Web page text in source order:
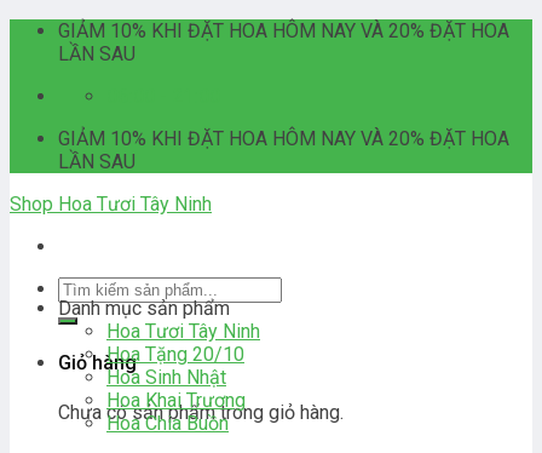
Skip
GIẢM 10% KHI ĐẶT HOA HÔM NAY VÀ 20% ĐẶT HOA
LẦN SAU
GIẢM 10% KHI ĐẶT HOA HÔM NAY VÀ 20% ĐẶT HOA
LẦN SAU
Shop Hoa Tươi Tây Ninh
Tìm
kiếm:
Giỏ hàng
Chưa có sản phẩm trong giỏ hàng.
Danh mục sản phẩm
Hoa Tươi Tây Ninh
Hoa Tặng 20/10
Hoa Sinh Nhật
Hoa Khai Trương
Hoa Chia Buồn